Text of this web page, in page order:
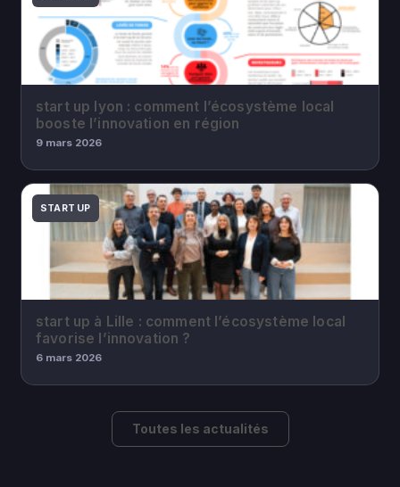
start up lyon : comment l’écosystème local
booste l’innovation en région
9 mars 2026
START UP
start up à Lille : comment l’écosystème local
favorise l’innovation ?
6 mars 2026
Toutes les actualités